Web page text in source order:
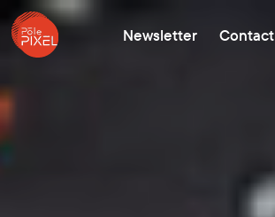
Newsletter Contact